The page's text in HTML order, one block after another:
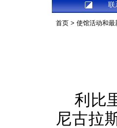
联
首页 > 使馆活动和最
利比
尼古拉